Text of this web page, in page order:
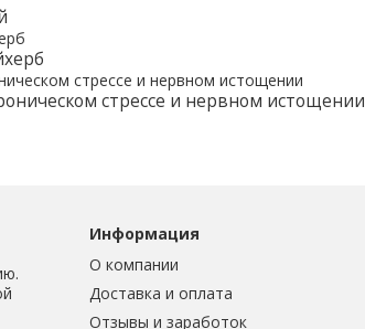
стрессе и нервном истощении
Информация
О компании
Доставка и оплата
Отзывы и заработок